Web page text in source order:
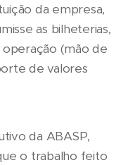
da empresa,
as bilheterias,
(mão de
de valores
da ABASP,
o trabalho feito